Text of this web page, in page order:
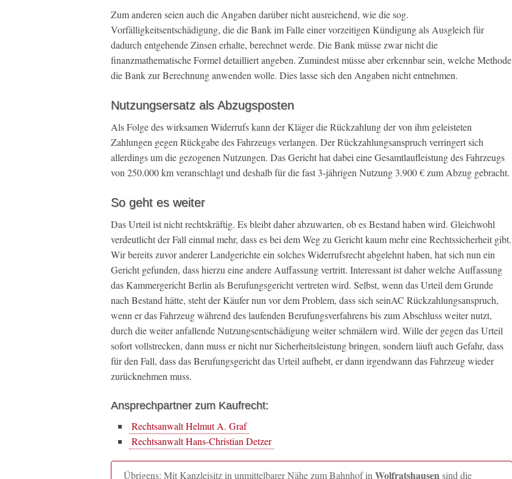
Zum anderen seien auch die Angaben darüber nicht ausreichend, wie die sog.
Vorfälligkeitsentschädigung, die die Bank im Falle einer vorzeitigen Kündigung als Ausgleich für
dadurch entgehende Zinsen erhalte, berechnet werde. Die Bank müsse zwar nicht die
finanzmathematische Formel detailliert angeben. Zumindest müsse aber erkennbar sein, welche Methode
die Bank zur Berechnung anwenden wolle. Dies lasse sich den Angaben nicht entnehmen.
Nutzungsersatz als Abzugsposten
Als Folge des wirksamen Widerrufs kann der Kläger die Rückzahlung der von ihm geleisteten
Zahlungen gegen Rückgabe des Fahrzeugs verlangen. Der Rückzahlungsanspruch verringert sich
allerdings um die gezogenen Nutzungen. Das Gericht hat dabei eine Gesamtlaufleistung des Fahrzeugs
von 250.000 km veranschlagt und deshalb für die fast 3-jährigen Nutzung 3.900 € zum Abzug gebracht.
So geht es weiter
Das Urteil ist nicht rechtskräftig. Es bleibt daher abzuwarten, ob es Bestand haben wird. Gleichwohl
verdeutlicht der Fall einmal mehr, dass es bei dem Weg zu Gericht kaum mehr eine Rechtssicherheit gibt.
Wir bereits zuvor anderer Landgerichte ein solches Widerrufsrecht abgelehnt haben, hat sich nun ein
Gericht gefunden, dass hierzu eine andere Auffassung vertritt. Interessant ist daher welche Auffassung
das Kammergericht Berlin als Berufungsgericht vertreten wird. Selbst, wenn das Urteil dem Grunde
nach Bestand hätte, steht der Käufer nun vor dem Problem, dass sich seinAC Rückzahlungsanspruch,
wenn er das Fahrzeug während des laufenden Berufungsverfahrens bis zum Abschluss weiter nutzt,
durch die weiter anfallende Nutzungsentschädigung weiter schmälern wird. Wille der gegen das Urteil
sofort vollstrecken, dann muss er nicht nur Sicherheitsleistung bringen, sondern läuft auch Gefahr, dass
für den Fall, dass das Berufungsgericht das Urteil aufhebt, er dann irgendwann das Fahrzeug wieder
zurücknehmen muss.
Ansprechpartner zum Kaufrecht:
Rechtsanwalt Helmut A. Graf
Rechtsanwalt Hans-Christian Detzer
Übrigens: Mit Kanzleisitz in unmittelbarer Nähe zum Bahnhof in Wolfratshausensind die